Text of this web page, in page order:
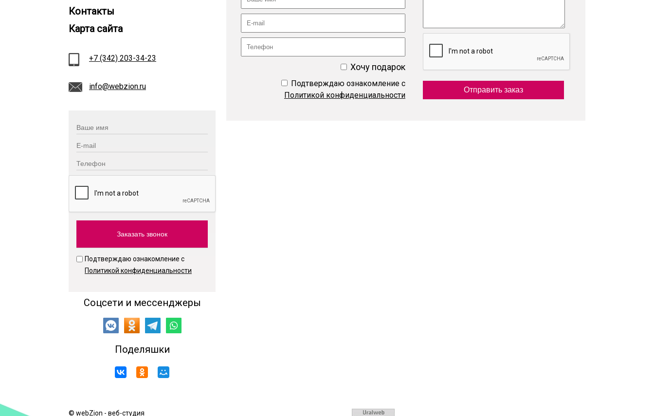
Контакты
Карта сайта
+7 (342) 203-34-23
info@webzion.ru
Подтверждаю ознакомление с
Политикой конфиденциальности
Соцсети и мессенджеры
Поделяшки
Хочу подарок
Подтверждаю ознакомление с
Политикой конфиденциальности
© webZion - веб-студия